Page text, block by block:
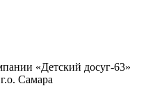
«Детский досуг-63»
Самара